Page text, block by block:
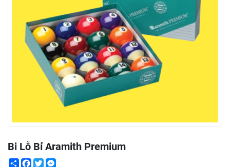
Bi Lỗ Bỉ Aramith Premium
ShareFacebook
Twitter